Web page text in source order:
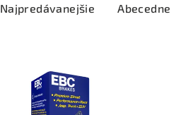
Najpredávanejšie Abecedne